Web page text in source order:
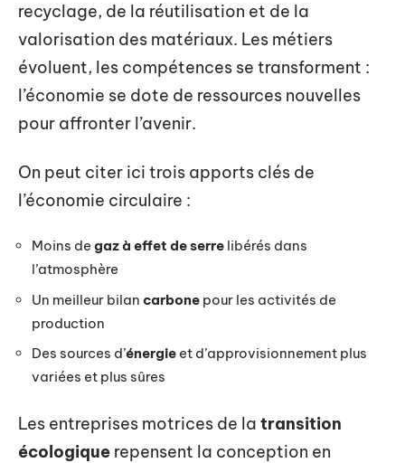
recyclage, de la réutilisation et de la
valorisation des matériaux. Les métiers
évoluent, les compétences se transforment :
l’économie se dote de ressources nouvelles
pour affronter l’avenir.
On peut citer ici trois apports clés de
l’économie circulaire :
Moins de gaz à effet de serre libérés dans
l’atmosphère
Un meilleur bilan carbone pour les activités de
production
Des sources d’énergie et d’approvisionnement plus
variées et plus sûres
Les entreprises motrices de la transition
écologique repensent la conception en